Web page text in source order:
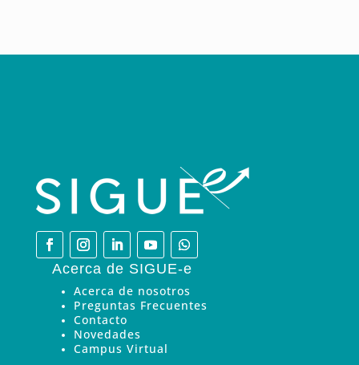
Acerca de SIGUE-e
Acerca de nosotros
Preguntas Frecuentes
Contacto
Novedades
Campus Virtual